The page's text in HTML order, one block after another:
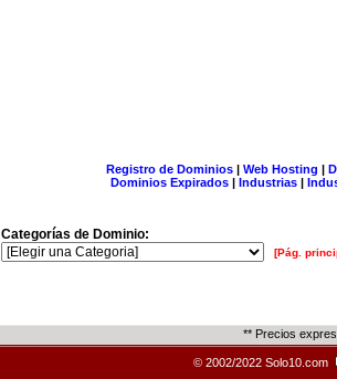
Registro de Dominios| Web Hosting |
Dominios Expirados | Industrias |
Categorías de Dominio:
[Pág.
** Precios
© 2002/2022 Solo10.com